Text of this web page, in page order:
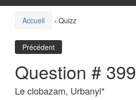
Accueil › Quizz
Précédent
Question # 399
Le clobazam, Urbanyl*